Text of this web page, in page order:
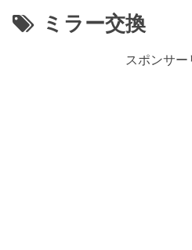
ミラー交換
スポンサー